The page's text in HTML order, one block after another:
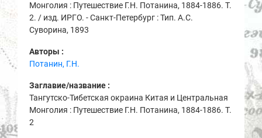
Монголия : Путешествие Г.Н. Потанина, 1884-1886. Т.
2. / изд. ИРГО. - Санкт-Петербург : Тип. А.С.
Суворина, 1893
Авторы :
Потанин, Г.Н.
Заглавие/название :
Тангутско-Тибетская окраина Китая и Центральная
Монголия : Путешествие Г.Н. Потанина, 1884-1886. Т.
2